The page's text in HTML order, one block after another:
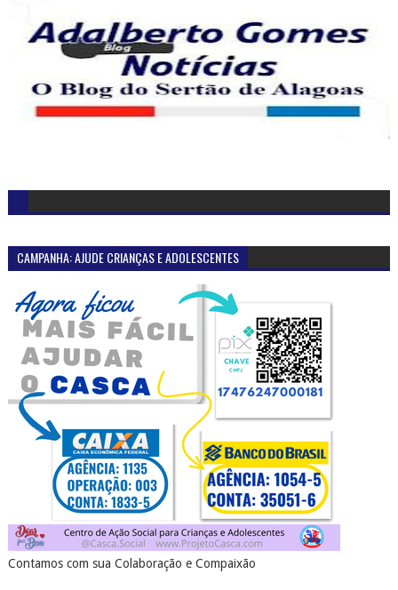
CAMPANHA: AJUDE CRIANÇAS E ADOLESCENTES
Contamos com sua Colaboração e Compaixão